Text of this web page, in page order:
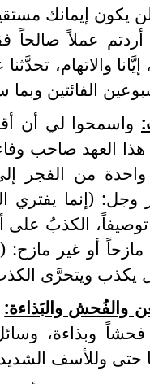
يكون إيمانك
عملاً صالحاً
والاتهام،
الفائتين
واسمحوا لي أن
العهد صاحب
من الفجر
(إنما يفتري
توصيفاً، الكذبُ
مازحاً أو غير
يكذب ويتحرَّى
والفُحش والبَذاءة:
وبذاءة،
حتى وللأسف